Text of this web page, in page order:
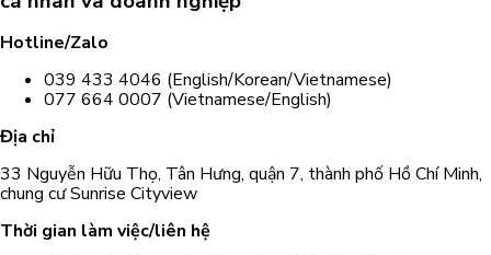
Hotline/Zalo
039 433 4046 (English/Korean/Vietnamese)
077 664 0007 (Vietnamese/English)
Địa chỉ
33 Nguyễn Hữu Thọ, Tân Hưng, quận 7, thành phố Hồ Chí Minh,
chung cư Sunrise Cityview
Thời gian làm việc/liên hệ